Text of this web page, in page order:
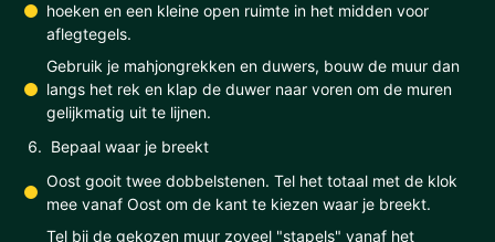
hoeken en een kleine open ruimte in het midden voor
aflegtegels.
Gebruik je mahjongrekken en duwers, bouw de muur dan
langs het rek en klap de duwer naar voren om de muren
gelijkmatig uit te lijnen.
Bepaal waar je breekt
Oost gooit twee dobbelstenen. Tel het totaal met de klok
mee vanaf Oost om de kant te kiezen waar je breekt.
Tel bij de gekozen muur zoveel "stapels" vanaf het